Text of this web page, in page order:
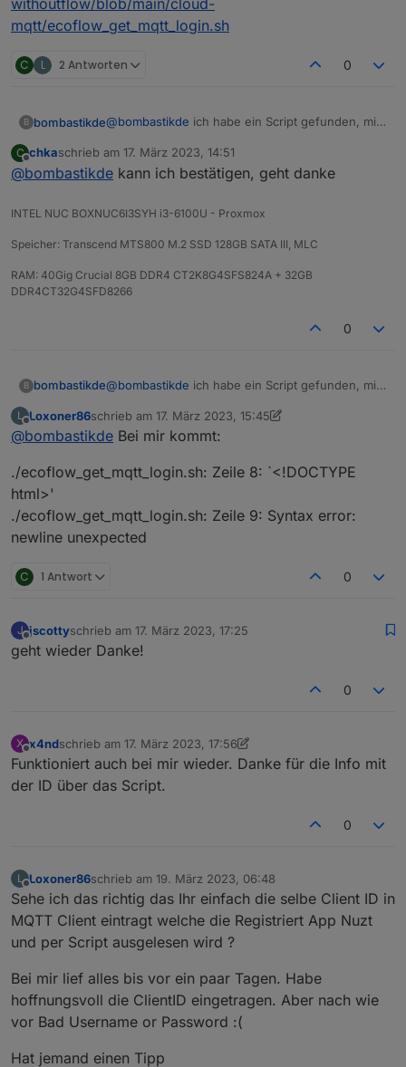
withoutflow/blob/main/cloud-
mqtt/ecoflow_get_mqtt_login.sh
C L 2 Antworten 0
B bombastikde@bombastikde ich habe ein Script gefunden, mit
kommen auch wieder Werte!
https://github.com/mmiller7/ecoflow-
withoutflow/blob/main/cloud-
C
Offline
chkaschrieb am 17. März 2023, 14:51
zuletzt editiert von
@bombastikde kann ich bestätigen, geht danke
INTEL NUC BOXNUC6I3SYH i3-6100U - Proxmox
Speicher: Transcend MTS800 M.2 SSD 128GB SATA III, MLC
RAM: 40Gig Crucial 8GB DDR4 CT2K8G4SFS824A + 32GB
DDR4CT32G4SFD8266
0
B bombastikde@bombastikde ich habe ein Script gefunden, mit
kommen auch wieder Werte!
https://github.com/mmiller7/ecoflow-
withoutflow/blob/main/cloud-
L
Offline
Loxoner86schrieb am 17. März 2023, 15:45
zuletzt editiert von Loxoner86
@bombastikde Bei mir kommt:
./ecoflow_get_mqtt_login.sh: Zeile 8: `<!DOCTYPE
html>'
./ecoflow_get_mqtt_login.sh: Zeile 9: Syntax error:
newline unexpected
C 1 Antwort 0
J
Offline
jscottyschrieb am 17. März 2023, 17:25
zuletzt editiert von
geht wieder Danke!
0
X
Offline
x4ndschrieb am 17. März 2023, 17:56
zuletzt editiert von x4nd
Funktioniert auch bei mir wieder. Danke für die Info mit
der ID über das Script.
0
L
Offline
Loxoner86schrieb am 19. März 2023, 06:48
zuletzt editiert von
Sehe ich das richtig das Ihr einfach die selbe Client ID in
MQTT Client eintragt welche die Registriert App Nuzt
und per Script ausgelesen wird ?
Bei mir lief alles bis vor ein paar Tagen. Habe
hoffnungsvoll die ClientID eingetragen. Aber nach wie
vor Bad Username or Password :(
Hat jemand einen Tipp